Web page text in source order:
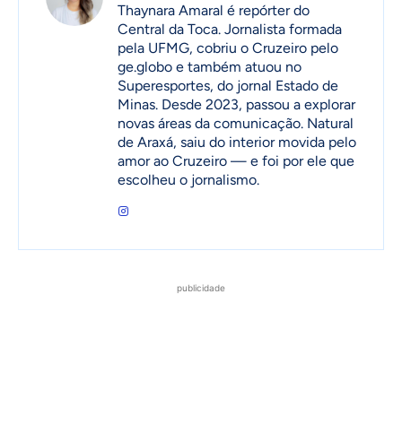
Thaynara Amaral é repórter do
Central da Toca. Jornalista formada
pela UFMG, cobriu o Cruzeiro pelo
ge.globo e também atuou no
Superesportes, do jornal Estado de
Minas. Desde 2023, passou a explorar
novas áreas da comunicação. Natural
de Araxá, saiu do interior movida pelo
amor ao Cruzeiro — e foi por ele que
escolheu o jornalismo.
publicidade